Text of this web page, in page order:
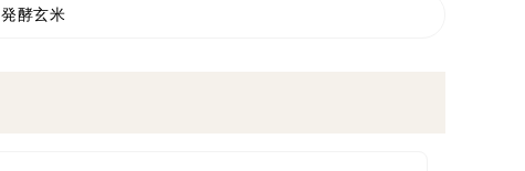
発酵玄米